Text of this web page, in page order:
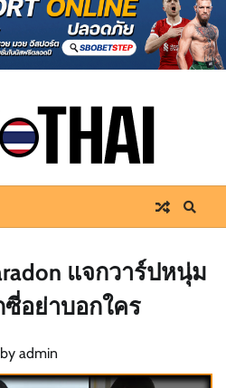
แจกวาร์ปหนุ่ม
อย่าบอกใคร
by admin